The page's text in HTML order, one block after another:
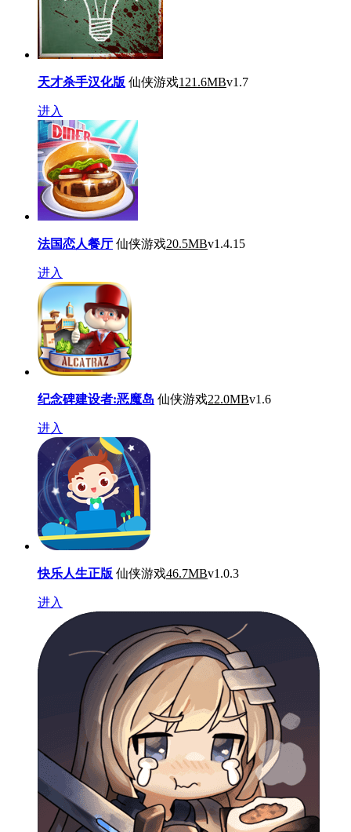
天才杀手汉化版 仙侠游戏121.6MBv1.7
进入
法国恋人餐厅 仙侠游戏20.5MBv1.4.15
进入
纪念碑建设者:恶魔岛 仙侠游戏22.0MBv1.6
进入
快乐人生正版 仙侠游戏46.7MBv1.0.3
进入